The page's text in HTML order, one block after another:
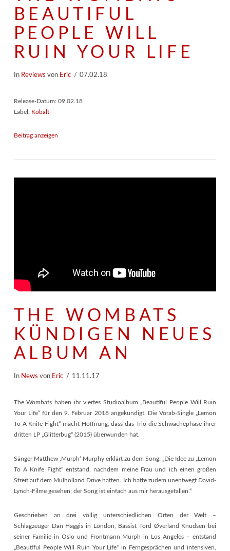
BEAUTIFUL
PEOPLE WILL
RUIN YOUR LIFE
In Reviews von Eric 07.02.18
Release-Datum: 09.02.18
Label: Kobalt
Beitrag anzeigen
THE WOMBATS
KÜNDIGEN NEUES
ALBUM AN
In News von Eric 11.11.17
The Wombats haben ihr viertes Studioalbum „Beautiful People Will Ruin
Your Life“ für den 9. Februar 2018 angekündigt. Die Vorab-Single „Lemon
To A Knife Fight“ macht Hoffnung, dass das Trio die Schwächephase ihrer
dritten LP „Glitterbug“ (2015) überwunden hat.
Sänger Matthew ‚Murph‘ Murphy erklärt zu dem Song: „Die Idee zu „Lemon
To A Knife Fight“ entstand, nachdem meine Frau und ich einen großen
Streit auf dem Mulholland Drive hatten. Ich hatte zudem unentwegt David-
Lynch-Filme gesehen; der Song ist einfach aus mir herausgefallen.“
Geschrieben an drei völlig unterschiedlichen Orten der Welt –
Schlagzeuger Dan Haggis in London, Bassist Tord Øverland Knudsen bei
seiner Familie in Oslo und Frontmann Murph in Los Angeles – entstand
„Beautiful People Will Ruin Your Life“ in Ferngesprächen und intensiven,